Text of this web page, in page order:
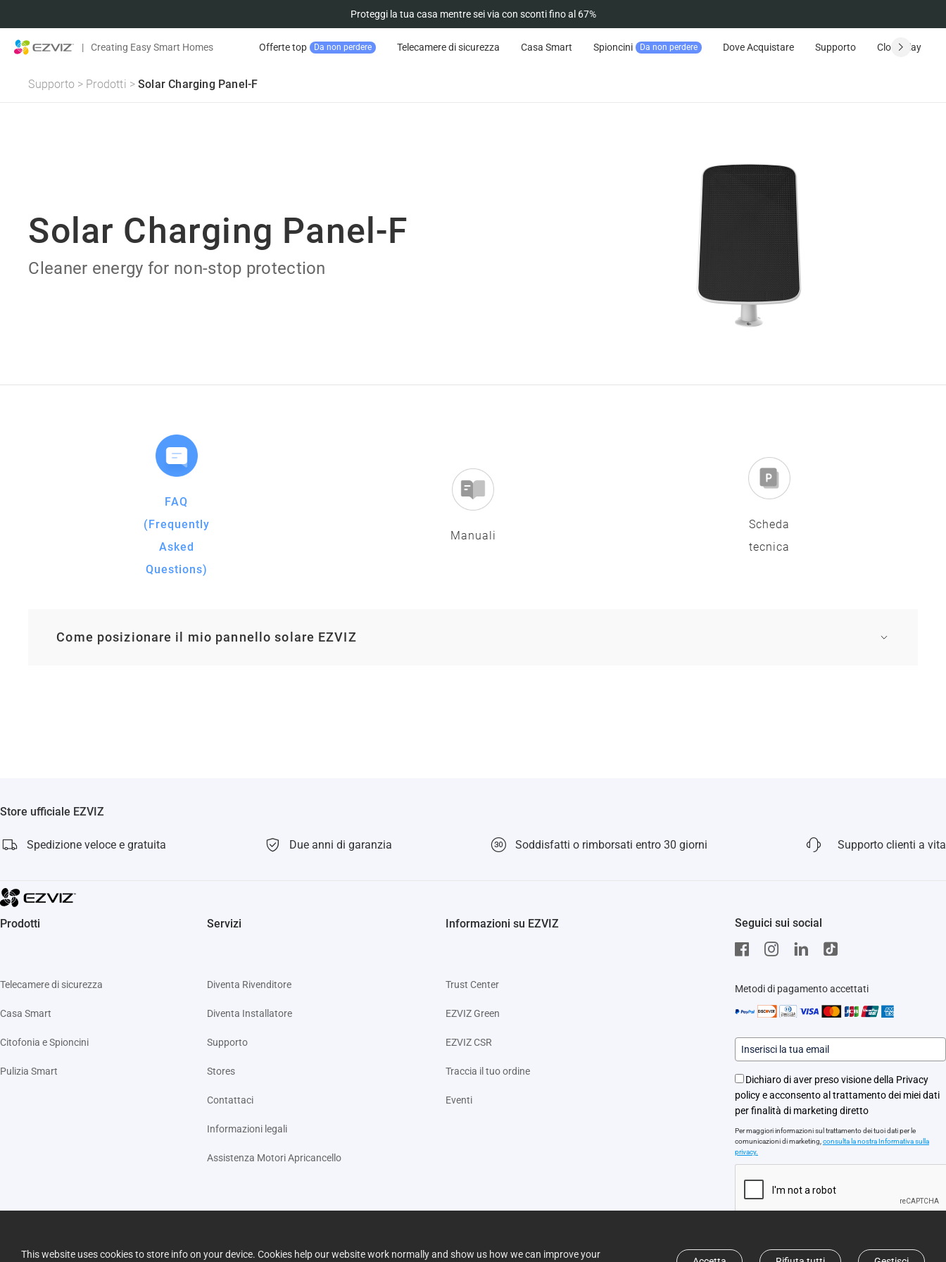
Proteggi la tua casa mentre sei via con sconti fino al 67%
| Creating Easy Smart Homes Offerte top Da non perdere Telecamere di sicurezza Casa Smart Spioncini Da non perdere Dove Acquistare Supporto CloudPlay
Supporto > Prodotti > Solar Charging Panel-F
Solar Charging Panel-F
Cleaner energy for non-stop protection
FAQ
(Frequently
Asked
Questions)
Manuali
Scheda
tecnica
Come posizionare il mio pannello solare EZVIZ
Store ufficiale EZVIZ
Spedizione veloce e gratuita Due anni di garanzia Soddisfatti o rimborsati entro 30 giorni Supporto clienti a vita
Prodotti
Telecamere di sicurezza
Casa Smart
Citofonia e Spioncini
Pulizia Smart
Servizi
Diventa Rivenditore
Diventa Installatore
Supporto
Stores
Contattaci
Informazioni legali
Assistenza Motori Apricancello
Informazioni su EZVIZ
Trust Center
EZVIZ Green
EZVIZ CSR
Traccia il tuo ordine
Eventi
Seguici sui social
Metodi di pagamento accettati
Dichiaro di aver preso visione della Privacy
policy e acconsento al trattamento dei miei dati
per finalità di marketing diretto
Per maggiori informazioni sul trattamento dei tuoi dati per le
comunicazioni di marketing, consulta la nostra Informativa sulla
privacy.
iscriviti
This website uses cookies to store info on your device. Cookies help our website work normally and show us how we can improve your